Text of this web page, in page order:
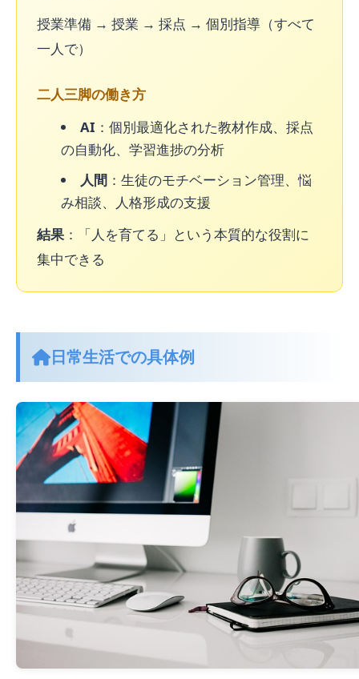
授業準備 → 授業 → 採点 → 個別指導（すべて
一人で）
二人三脚の働き方
AI ：個別最適化された教材作成、採点
の自動化、学習進捗の分析
人間：生徒のモチベーション管理、悩
み相談、人格形成の支援
結果 ：「人を育てる」という本質的な役割に
集中できる
日常生活での具体例